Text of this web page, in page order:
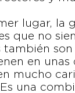
lugar, la
que no
también
en
mucho
una